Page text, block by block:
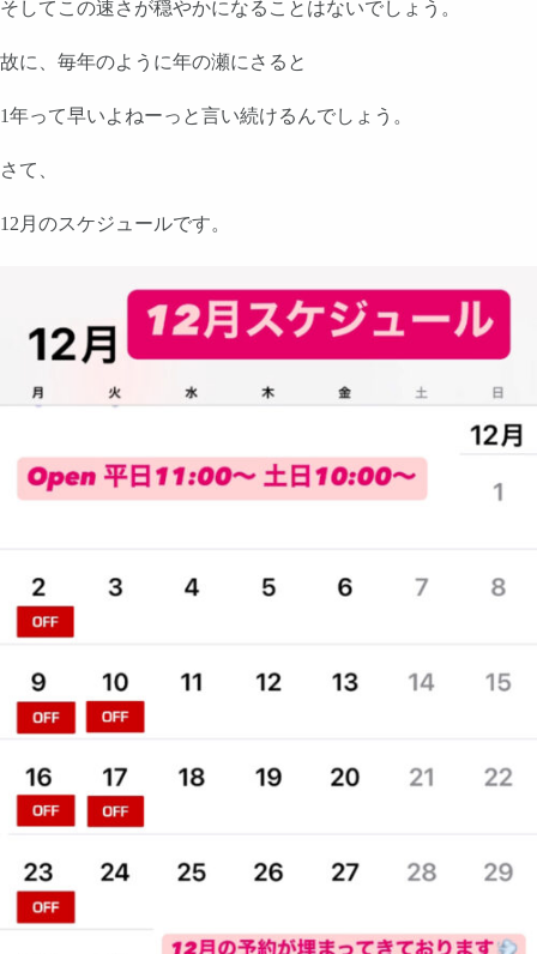
そしてこの速さが穏やかになることはないでしょう。
故に、毎年のように年の瀬にさると
1年って早いよねーっと言い続けるんでしょう。
さて、
12月のスケジュールです。